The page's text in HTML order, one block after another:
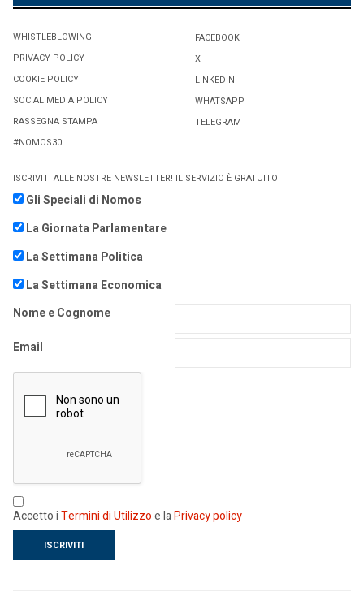
WHISTLEBLOWING
PRIVACY POLICY
COOKIE POLICY
SOCIAL MEDIA POLICY
RASSEGNA STAMPA
#NOMOS30
FACEBOOK
X
LINKEDIN
WHATSAPP
TELEGRAM
ISCRIVITI ALLE NOSTRE NEWSLETTER! IL SERVIZIO È GRATUITO
Gli Speciali di Nomos
La Giornata Parlamentare
La Settimana Politica
La Settimana Economica
Nome e Cognome
Email
Accetto iTermini di Utilizzoe laPrivacy policy